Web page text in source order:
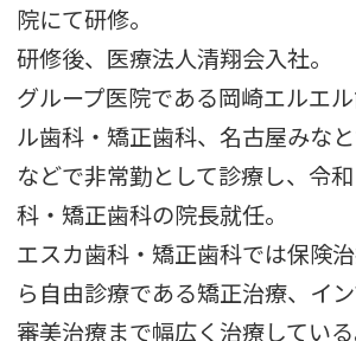
院にて研修。
研修後、医療法人清翔会入社。
グループ医院である岡崎エルエ
ル歯科・矯正歯科、名古屋みな
などで非常勤として診療し、令
科・矯正歯科の院長就任。
エスカ歯科・矯正歯科では保険
ら自由診療である矯正治療、イン
審美治療まで幅広く治療している